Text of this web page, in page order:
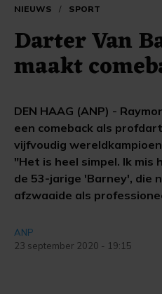
NIEUWS / SPORT
Darter Van
maakt
DEN HAAG (ANP) -
een comeback als
vijfvoudig
"Het is heel simpel. Ik mis
de 53-jarige 'Barney', die
afzwaaide als
ANP
23 september 2020 - 19:15